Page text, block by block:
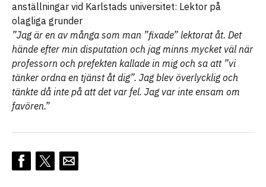
anställningar vid Karlstads universitet: Lektor på
olagliga grunder
”Jag är en av många som man ”fixade” lektorat åt. Det
hände efter min disputation och jag minns mycket väl när
professorn och prefekten kallade in mig och sa att ”vi
tänker ordna en tjänst åt dig”. Jag blev överlycklig och
tänkte då inte på att det var fel. Jag var inte ensam om
favören.”